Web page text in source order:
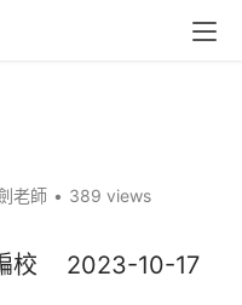
老師 • 389 views
校    2023-10-17